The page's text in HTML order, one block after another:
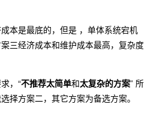
本是最底的，但是 ，单体系统宕机
三经济成本和维护成本最高，复杂度
，“不推荐太简单和太复杂的方案” 所
择方案二，其它方案为备选方案。